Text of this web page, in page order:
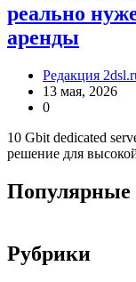
реально
аренды
Редакция
13 мая, 2026
0
10 Gbit dedicated
решение для
Популярные
Рубрики